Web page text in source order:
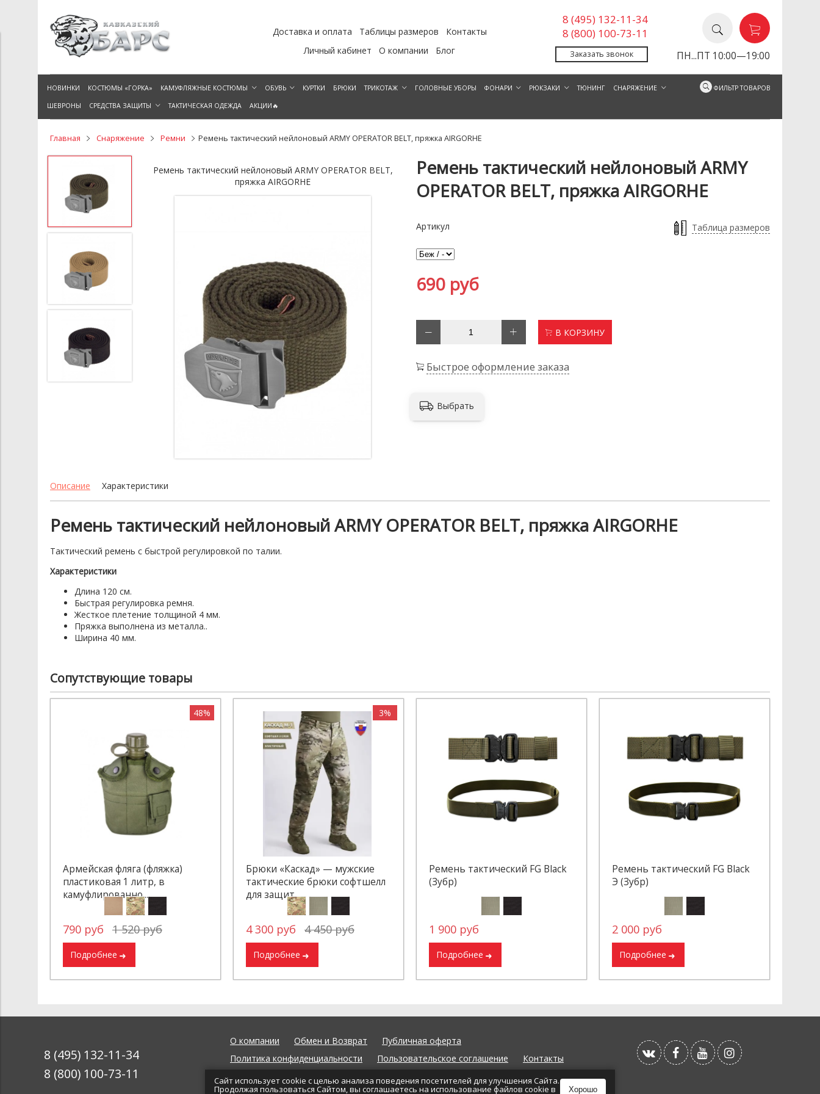
Доставка и оплата Таблицы размеров
Контакты
Личный кабинет
О компании Блог
8 (495) 132-11-34
8 (800) 100-73-11
Заказать звонок ПН...ПТ 10:00—19:00
НОВИНКИ КОСТЮМЫ «ГОРКА» КАМУФЛЯЖНЫЕ КОСТЮМЫ ОБУВЬ КУРТКИ БРЮКИ ТРИКОТАЖ ГОЛОВНЫЕ УБОРЫ ФОНАРИ РЮКЗАКИ ТЮНИНГ СНАРЯЖЕНИЕ
ШЕВРОНЫ СРЕДСТВА ЗАЩИТЫ ТАКТИЧЕСКАЯ ОДЕЖДА АКЦИИ🔥
ФИЛЬТР ТОВАРОВ
Главная Снаряжение Ремни Ремень тактический нейлоновый ARMY OPERATOR BELT, пряжка AIRGORHE
Ремень тактический нейлоновый ARMY OPERATOR BELT,
пряжка AIRGORHE
Ремень тактический нейлоновый ARMY OPERATOR BELT,
пряжка AIRGORHE
Ремень тактический
Ремень тактический нейлоновый ARMY
OPERATOR BELT, пряжка AIRGORHE
Артикул Таблица размеров
690 руб
В КОРЗИНУ
Быстрое оформление заказа
Выбрать
Описание Характеристики
Ремень тактический нейлоновый ARMY OPERATOR BELT, пряжка AIRGORHE
Тактический ремень с быстрой регулировкой по талии.
Характеристики
Длина 120 см.
Быстрая регулировка ремня.
Жесткое плетение толщиной 4 мм.
Пряжка выполнена из металла..
Ширина 40 мм.
Сопутствующие товары
48%
Армейская фляга (фляжка)
пластиковая 1 литр, в
камуфлированно...
790 руб 1 520 руб
Подробнее
3%
Брюки «Каскад» — мужские
тактические брюки софтшелл
для защит...
4 300 руб 4 450 руб
Подробнее
Ремень тактический FG Black
(Зубр)
1 900 руб
Подробнее
Ремень тактический FG Black
Э (Зубр)
2 000 руб
Подробнее
8 (495) 132-11-34
8 (800) 100-73-11
О компании Обмен и Возврат
Публичная оферта
Политика конфиденциальности
Пользовательское соглашение
Контакты
Обратная связь
Доставка/оплата
Сайт использует cookie с целью анализа поведения посетителей для улучшения Сайта.
Продолжая пользоваться Сайтом, вы соглашаетесь на использование файлов cookie в Хорошо